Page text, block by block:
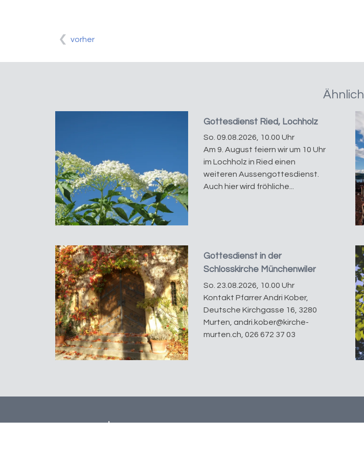
vorher
Ähnlich
Gottesdienst Ried, Lochholz
So. 09.08.2026, 10.00 Uhr
Am 9. August feiern wir um 10 Uhr
im Lochholz in Ried einen
weiteren Aussengottesdienst.
Auch hier wird fröhliche...
Gottesdienst in der
Schlosskirche Münchenwiler
So. 23.08.2026, 10.00 Uhr
Kontakt Pfarrer Andri Kober,
Deutsche Kirchgasse 16, 3280
Murten, andri.kober@kirche-
murten.ch, 026 672 37 03